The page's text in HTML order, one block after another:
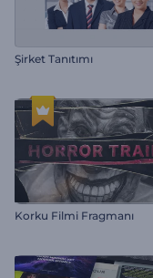
Şirket Tanıtımı
Korku Filmi Fragmanı